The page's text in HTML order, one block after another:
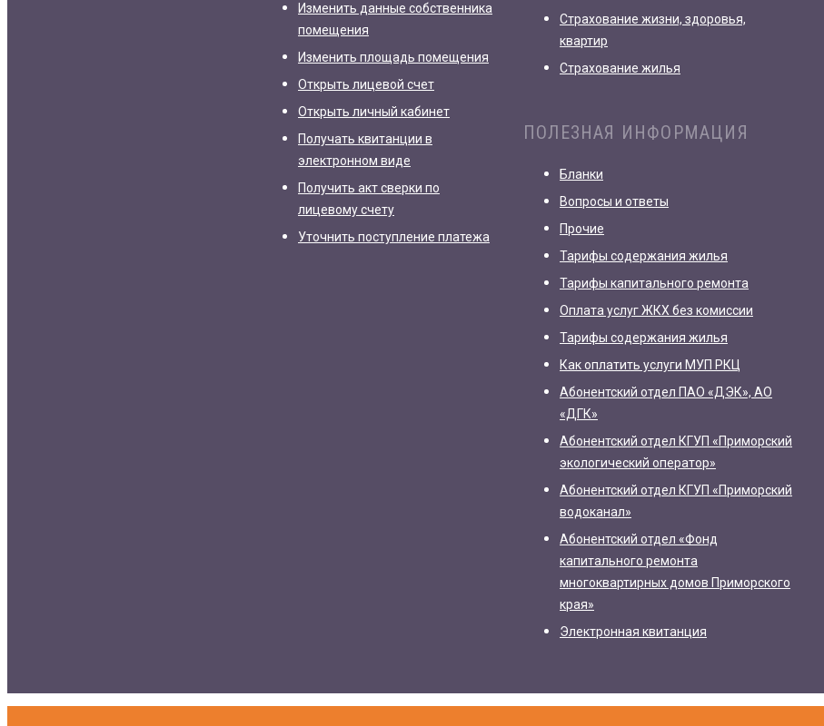
Изменить данные собственника
помещения
Изменить площадь помещения
Открыть лицевой счет
Открыть личный кабинет
Получать квитанции в
электронном виде
Получить акт сверки по
лицевому счету
Уточнить поступление платежа
Страхование жизни, здоровья,
квартир
Страхование жилья
ПОЛЕЗНАЯ ИНФОРМАЦИЯ
Бланки
Вопросы и ответы
Прочие
Тарифы содержания жилья
Тарифы капитального ремонта
Оплата услуг ЖКХ без комиссии
Тарифы содержания жилья
Как оплатить услуги МУП РКЦ
Абонентский отдел ПАО «ДЭК», АО
«ДГК»
Абонентский отдел КГУП «Приморский
экологический оператор»
Абонентский отдел КГУП «Приморский
водоканал»
Абонентский отдел «Фонд
капитального ремонта
многоквартирных домов Приморского
края»
Электронная квитанция